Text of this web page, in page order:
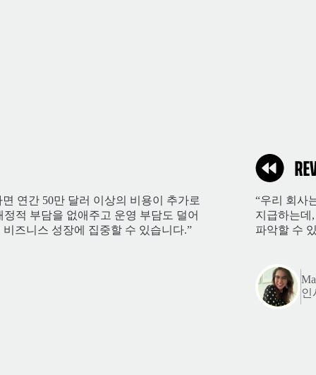
연간 50만 달러 이상의 비용이 추가로
적 부담을 없애주고 운영 부담도 덜어
즈니스 성장에 집중할 수 있습니다.”
“우리 회사
지급하는데
파악할 수
인